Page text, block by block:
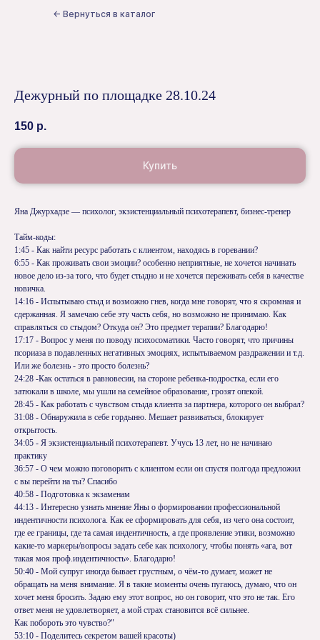
← Вернуться в каталог
Дежурный по площадке 28.10.24
150 р.
Купить
Яна Джурхадзе — психолог, экзистенциальный психотерапевт, бизнес-тренер
Тайм-коды:
1:45 - Как найти ресурс работать с клиентом, находясь в горевании?
6:55 - Как проживать свои эмоции? особенно неприятные, не хочется начинать
новое дело из-за того, что будет стыдно и не хочется переживать себя в качестве
новичка.
14:16 - Испытываю стыд и возможно гнев, когда мне говорят, что я скромная и
сдержанная. Я замечаю себе эту часть себя, но возможно не принимаю. Как
справляться со стыдом? Откуда он? Это предмет терапии? Благодарю!
17:17 - Вопрос у меня по поводу психосоматики. Часто говорят, что причины
псориаза в подавленных негативных эмоциях, испытываемом раздражении и т.д.
Или же болезнь - это просто болезнь?
24:28 -Как остаться в равновесии, на стороне ребенка-подростка, если его
затюкали в школе, мы ушли на семейное образование, грозят опекой.
28:45 - Как работать с чувством стыда клиента за партнера, которого он выбрал?
31:08 - Обнаружила в себе гордыню. Мешает развиваться, блокирует
открытость.
34:05 - Я экзистенциальный психотерапевт. Учусь 13 лет, но не начинаю
практику
36:57 - О чем можно поговорить с клиентом если он спустя полгода предложил
с вы перейти на ты? Спасибо
40:58 - Подготовка к экзаменам
44:13 - Интересно узнать мнение Яны о формировании профессиональной
индентичности психолога. Как ее сформировать для себя, из чего она состоит,
где ее границы, где та самая индентичность, а где проявление этики, возможно
какие-то маркеры/вопросы задать себе как психологу, чтобы понять «ага, вот
такая моя проф.индентичность». Благодарю!
50:40 - Мой супруг иногда бывает грустным, о чём-то думает, может не
обращать на меня внимание. Я в такие моменты очень пугаюсь, думаю, что он
хочет меня бросить. Задаю ему этот вопрос, но он говорит, что это не так. Его
ответ меня не удовлетворяет, а мой страх становится всё сильнее.
Как побороть это чувство?"
53:10 - Поделитесь секретом вашей красоты)